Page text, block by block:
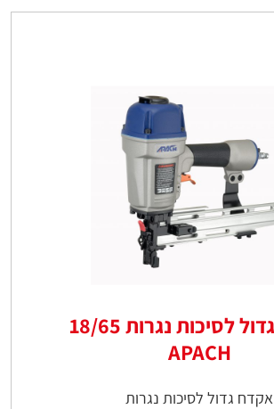
אקדח גדול לסיכות נגרות 18/65
APACH
אקדח גדול לסיכות נגרות